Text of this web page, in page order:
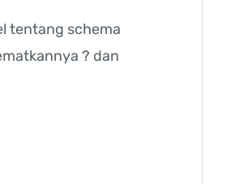
tentang schema
? dan